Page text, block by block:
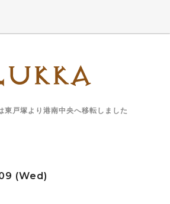
東戸塚より港南中央へ移転しました
(Wed)